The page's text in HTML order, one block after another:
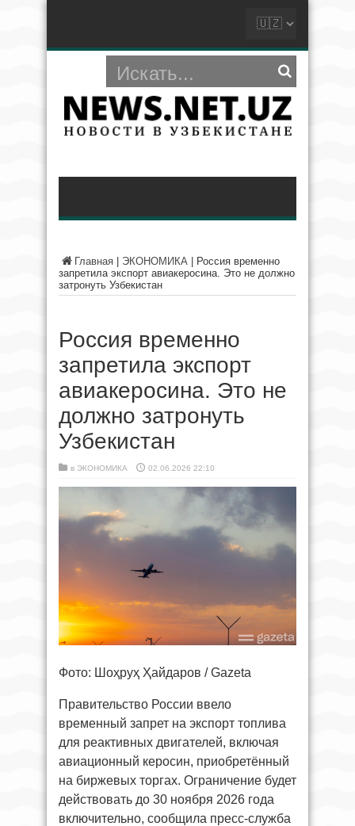
Главная ЭКОНОМИКА
Россия временно
запретила экспорт авиакеросина. Это не должно
затронуть Узбекистан
Россия временно
запретила экспорт
авиакеросина. Это не
должно затронуть
Узбекистан
в ЭКОНОМИКА 02.06.2026 22:10
Фото: Шоҳруҳ Ҳайдаров / Gazeta
Правительство России ввело
временный запрет на экспорт топлива
для реактивных двигателей, включая
авиационный керосин, приобретённый
на биржевых торгах. Ограничение будет
действовать до 30 ноября 2026 года
включительно, сообщила пресс-служба